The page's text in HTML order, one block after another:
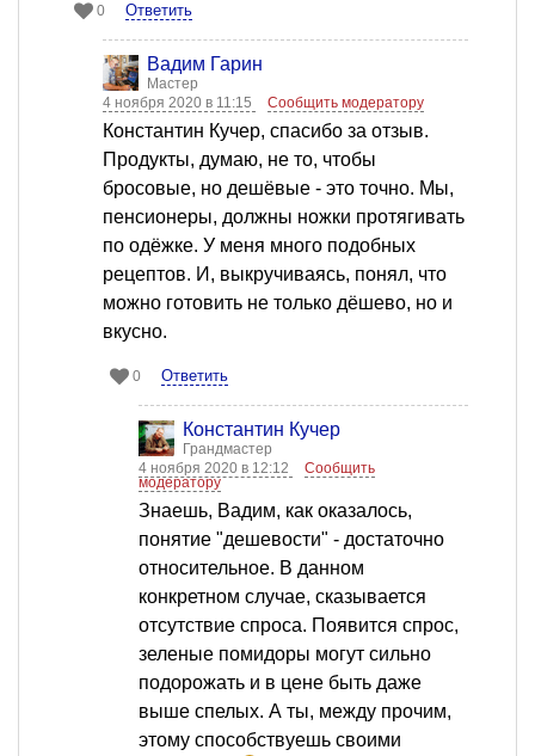
0 Ответить
Вадим Гарин
Мастер
4 ноября 2020 в 11:15
Сообщить модератору
Константин Кучер, спасибо за отзыв.
Продукты, думаю, не то, чтобы
бросовые, но дешёвые - это точно. Мы,
пенсионеры, должны ножки протягивать
по одёжке. У меня много подобных
рецептов. И, выкручиваясь, понял, что
можно готовить не только дёшево, но и
вкусно.
0 Ответить
Константин Кучер
Грандмастер
4 ноября 2020 в 12:12
Сообщить
модератору
Знаешь, Вадим, как оказалось,
понятие "дешевости" - достаточно
относительное. В данном
конкретном случае, сказывается
отсутствие спроса. Появится спрос,
зеленые помидоры могут сильно
подорожать и в цене быть даже
выше спелых. А ты, между прочим,
этому способствуешь своими